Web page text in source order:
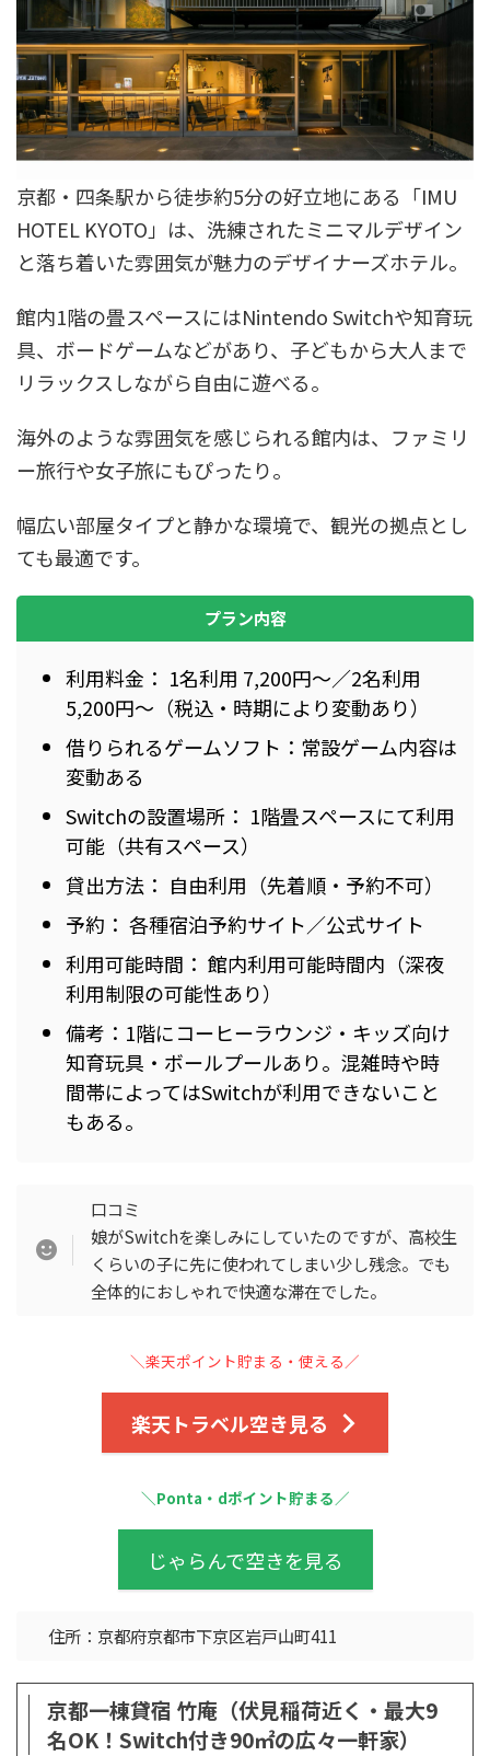
京都・四条駅から徒歩約5分の好立地にある「IMU
HOTEL KYOTO」は、洗練されたミニマルデザイン
と落ち着いた雰囲気が魅力のデザイナーズホテル。
館内1階の畳スペースにはNintendo Switchや知育玩
具、ボードゲームなどがあり、子どもから大人まで
リラックスしながら自由に遊べる。
海外のような雰囲気を感じられる館内は、ファミリ
ー旅行や女子旅にもぴったり。
幅広い部屋タイプと静かな環境で、観光の拠点とし
ても最適です。
プラン内容
利用料金： 1名利用 7,200円～／2名利用
5,200円～（税込・時期により変動あり）
借りられるゲームソフト：常設ゲーム内容は
変動ある
Switchの設置場所： 1階畳スペースにて利用
可能（共有スペース）
貸出方法： 自由利用（先着順・予約不可）
予約： 各種宿泊予約サイト／公式サイト
利用可能時間： 館内利用可能時間内（深夜
利用制限の可能性あり）
備考：1階にコーヒーラウンジ・キッズ向け
知育玩具・ボールプールあり。混雑時や時
間帯によってはSwitchが利用できないこと
もある。
口コミ
娘がSwitchを楽しみにしていたのですが、高校生
くらいの子に先に使われてしまい少し残念。でも
全体的におしゃれで快適な滞在でした。
＼楽天ポイント貯まる・使える／
楽天トラベル空き見る
＼Ponta・dポイント貯まる／
じゃらんで空きを見る
住所：京都府京都市下京区岩戸山町411
京都一棟貸宿 竹庵（伏見稲荷近く・最大9
名OK！Switch付き90㎡の広々一軒家）